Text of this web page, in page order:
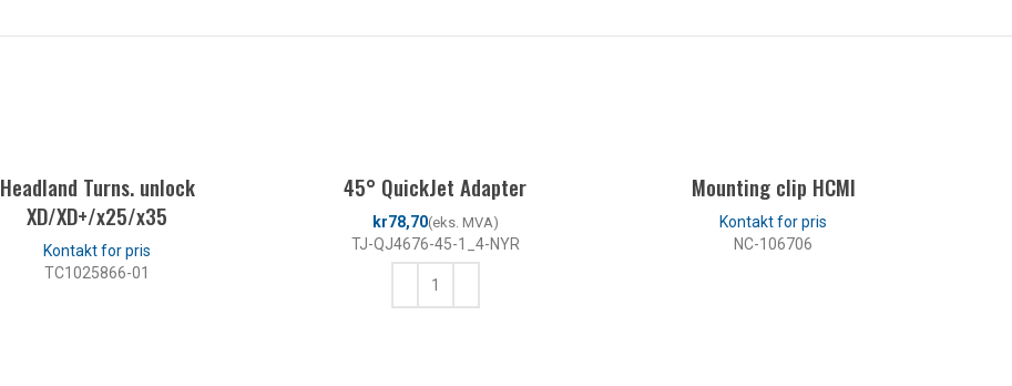
Headland Turns. unlock
XD/XD+/x25/x35
TC1025866-01
45° QuickJet Adapter
kr
TJ-QJ4676-45-1_4-NYR
Mounting clip HCMI
NC-106706